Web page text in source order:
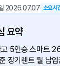
2026.07.07 소요시
요약
5인승 스마트
장기렌트 월 납